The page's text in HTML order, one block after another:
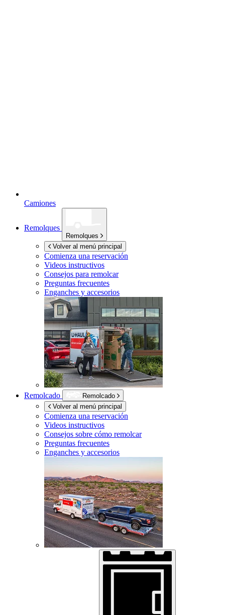
Camiones
Remolques
Remolques
Volver al menú principal
Comienza una reservación
Videos instructivos
Consejos para remolcar
Preguntas frecuentes
Enganches y accesorios
Remolcado
Remolcado
Volver al menú principal
Comienza una reservación
Videos instructivos
Consejos sobre cómo remolcar
Preguntas frecuentes
Enganches y accesorios